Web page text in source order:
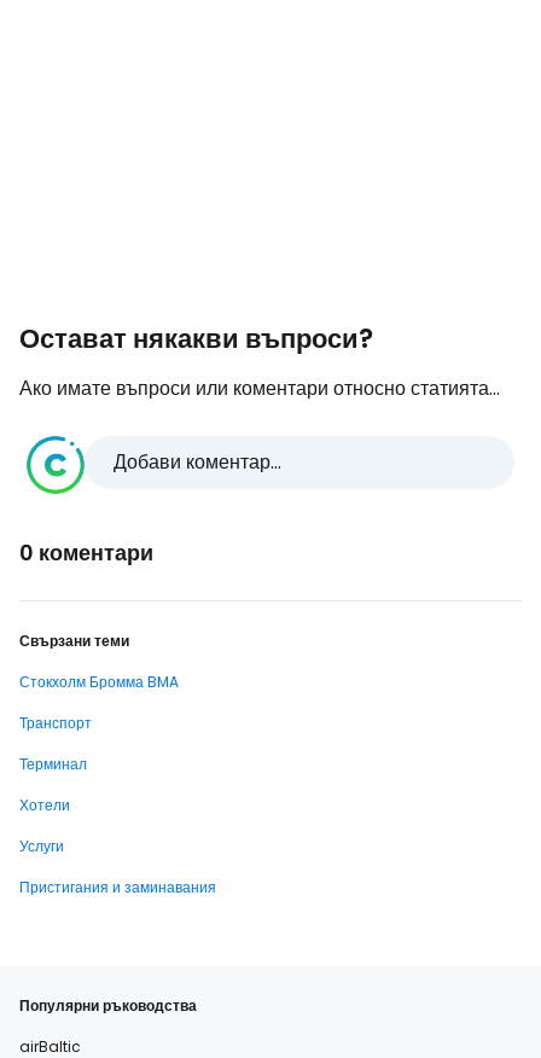
Остават някакви въпроси?
Ако имате въпроси или коментари относно статията...
Добави коментар...
0 коментари
Свързани теми
Стокхолм Бромма BMA
Транспорт
Терминал
Хотели
Услуги
Пристигания и заминавания
Популярни ръководства
airBaltic